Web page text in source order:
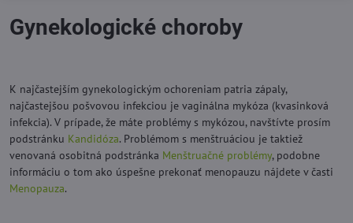
Gynekologické choroby
K najčastejším gynekologickým ochoreniam patria zápaly,
najčastejšou pošvovou infekciou je vaginálna mykóza (kvasinková
infekcia). V prípade, že máte problémy s mykózou, navštívte prosím
podstránku Kandidóza. Problémom s menštruáciou je taktiež
venovaná osobitná podstránka Menštruačné problémy, podobne
informáciu o tom ako úspešne prekonať menopauzu nájdete v časti
Menopauza.